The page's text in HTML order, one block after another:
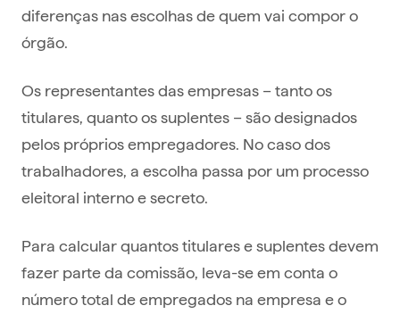
diferenças nas escolhas de quem vai compor o
órgão.
Os representantes das empresas – tanto os
titulares, quanto os suplentes – são designados
pelos próprios empregadores. No caso dos
trabalhadores, a escolha passa por um processo
eleitoral interno e secreto.
Para calcular quantos titulares e suplentes devem
fazer parte da comissão, leva-se em conta o
número total de empregados na empresa e o